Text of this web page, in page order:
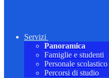
Servizi
Panoramica
Famiglie e studenti
Personale scolastico
Percorsi di studio